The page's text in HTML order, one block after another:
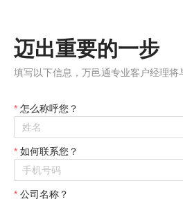
迈出重要的一步
填写以下信息，万邑通专业客户经理将
怎么称呼您？
如何联系您？
公司名称？